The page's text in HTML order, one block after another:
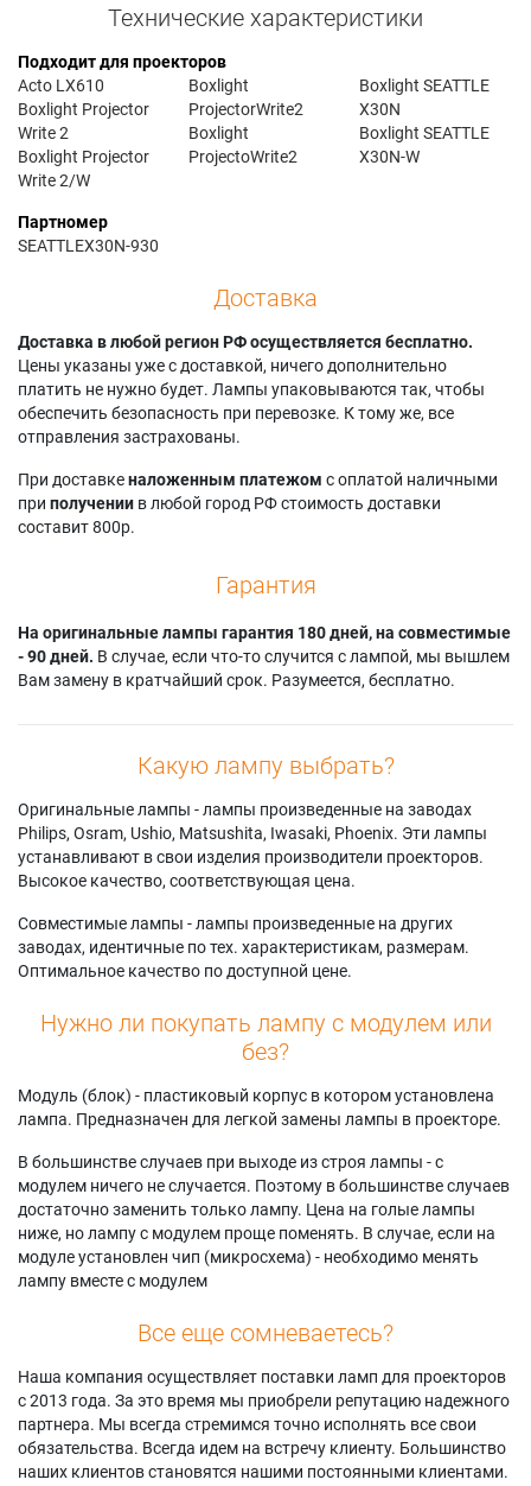
Технические характеристики
Подходит для проекторов
Acto LX610
Boxlight Projector
Write 2
Boxlight Projector
Write 2/W
Boxlight
ProjectorWrite2
Boxlight
ProjectoWrite2
Boxlight SEATTLE
X30N
Boxlight SEATTLE
X30N-W
Партномер
SEATTLEX30N-930
Доставка
Доставка в любой регион РФ осуществляется бесплатно.
Цены указаны уже с доставкой, ничего дополнительно
платить не нужно будет. Лампы упаковываются так, чтобы
обеспечить безопасность при перевозке. К тому же, все
отправления застрахованы.
При доставкеналоженным платежом с оплатой наличными
при получении в любой город РФ стоимость доставки
составит 800р.
Гарантия
На оригинальные лампы гарантия 180 дней, на совместимые
- 90 дней. В случае, если что-то случится с лампой, мы вышлем
Вам замену в кратчайший срок. Разумеется, бесплатно.
Какую лампу выбрать?
Оригинальные лампы - лампы произведенные на заводах
Philips, Osram, Ushio, Matsushita, Iwasaki, Phoenix. Эти лампы
устанавливают в свои изделия производители проекторов.
Высокое качество, соответствующая цена.
Совместимые лампы - лампы произведенные на других
заводах, идентичные по тех. характеристикам, размерам.
Оптимальное качество по доступной цене.
Нужно ли покупать лампу с модулем или
без?
Модуль (блок) - пластиковый корпус в котором установлена
лампа. Предназначен для легкой замены лампы в проекторе.
В большинстве случаев при выходе из строя лампы - с
модулем ничего не случается. Поэтому в большинстве случаев
достаточно заменить только лампу. Цена на голые лампы
ниже, но лампу с модулем проще поменять. В случае, если на
модуле установлен чип (микросхема) - необходимо менять
лампу вместе с модулем
Все еще сомневаетесь?
Наша компания осуществляет поставки ламп для проекторов
с 2013 года. За это время мы приобрели репутацию надежного
партнера. Мы всегда стремимся точно исполнять все свои
обязательства. Всегда идем на встречу клиенту. Большинство
наших клиентов становятся нашими постоянными клиентами.